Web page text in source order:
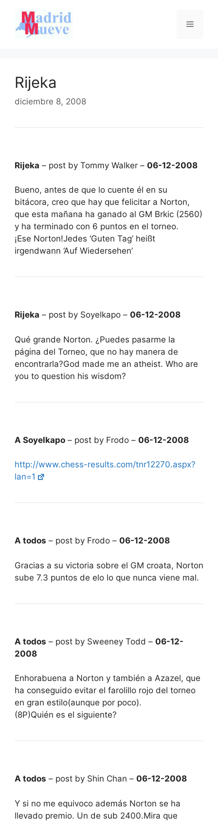
contenido
Menú
Rijeka
diciembre 8, 2008
Rijeka – post by Tommy Walker – 06-12-2008
Bueno, antes de que lo cuente él en su
bitácora, creo que hay que felicitar a Norton,
que esta mañana ha ganado al GM Brkic (2560)
y ha terminado con 6 puntos en el torneo.
¡Ese Norton!Jedes ‘Guten Tag’ heißt
irgendwann ‘Auf Wiedersehen’
Rijeka – post by Soyelkapo – 06-12-2008
Qué grande Norton. ¿Puedes pasarme la
página del Torneo, que no hay manera de
encontrarla?God made me an atheist. Who are
you to question his wisdom?
A Soyelkapo – post by Frodo – 06-12-2008
http://www.chess-results.com/tnr12270.aspx?
lan=1
A todos – post by Frodo – 06-12-2008
Gracias a su victoria sobre el GM croata, Norton
sube 7.3 puntos de elo lo que nunca viene mal.
A todos – post by Sweeney Todd – 06-12-
2008
Enhorabuena a Norton y también a Azazel, que
ha conseguido evitar el farolillo rojo del torneo
en gran estilo(aunque por poco).
(8P)Quién es el siguiente?
A todos – post by Shin Chan – 06-12-2008
Y si no me equivoco además Norton se ha
llevado premio. Un de sub 2400.Mira que